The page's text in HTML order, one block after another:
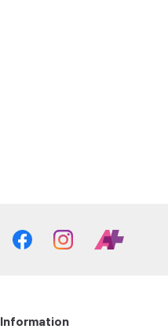
Information